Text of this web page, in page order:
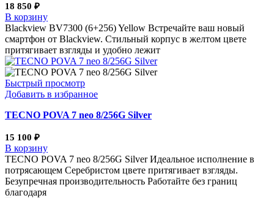
18 850 ₽
В корзину
Blackview BV7300 (6+256) Yellow Встречайте ваш новый
смартфон от Blackview. Стильный корпус в желтом цвете
притягивает взгляды и удобно лежит
Быстрый просмотр
Добавить в избранное
TECNO POVA 7 neo 8/256G Silver
15 100 ₽
В корзину
TECNO POVA 7 neo 8/256G Silver Идеальное исполнение в
потрясающем Серебристом цвете притягивает взгляды.
Безупречная производительность Работайте без границ
благодаря